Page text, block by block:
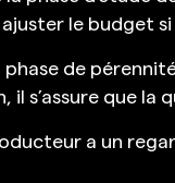
le budget
phase de
il s’assure que la
a un